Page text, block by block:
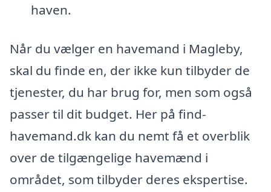
haven.
Når du vælger en havemand i Magleby,
skal du finde en, der ikke kun tilbyder de
tjenester, du har brug for, men som også
passer til dit budget. Her på find-
havemand.dk kan du nemt få et overblik
over de tilgængelige havemænd i
området, som tilbyder deres ekspertise.